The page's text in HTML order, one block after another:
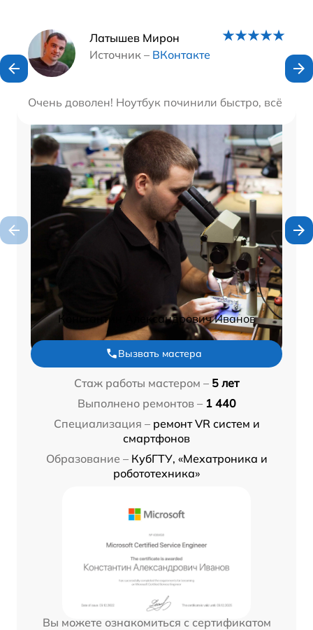
Латышев Мирон
Источник – ВКонтакте
Очень доволен! Ноутбук починили быстро, всё
Наши мастера
Константин Александрович Иванов
Вызвать мастера
Стаж работы мастером – 5 лет
Выполнено ремонтов – 1 440
Специализация – ремонт VR систем и
смартфонов
Образование – КубГТУ, «Мехатроника и
робототехника»
Вы можете ознакомиться с сертификатом